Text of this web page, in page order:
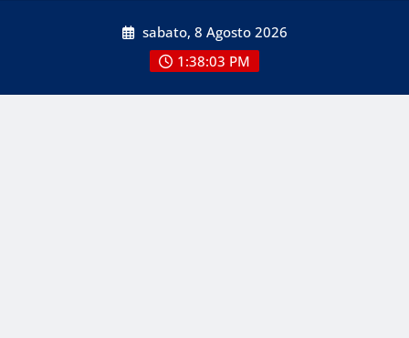
sabato, 8 Agosto 2026
1:38:03 PM